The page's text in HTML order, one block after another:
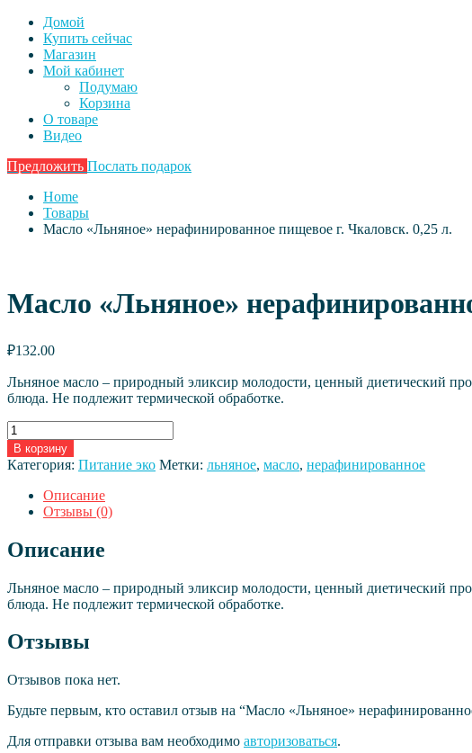
Домой
Купить сейчас
Магазин
Мой кабинет
Подумаю
Корзина
О товаре
Видео
Предложить Послать подарок
Home
Товары
Масло «Льняное» нерафинированное пищевое г. Чкаловск. 0,25 л.
Масло «Льняное»
₽132.00
Льняное масло – природный эликсир молодости, ценный диетический
блюда. Не подлежит термической обработке.
Количество
товара
Масло
«Льняное»
нерафинированное
пищевое
Чкаловск.
0,25
В корзину
Категория: Питание эко Метки: льняное, масло, нерафинированное
Описание
Отзывы (0)
Описание
Льняное масло – природный эликсир молодости, ценный диетический
блюда. Не подлежит термической обработке.
Отзывы
Отзывов пока нет.
Будьте первым, кто оставил отзыв на “Масло «Льняное»
Для отправки отзыва вам необходимо авторизоваться.